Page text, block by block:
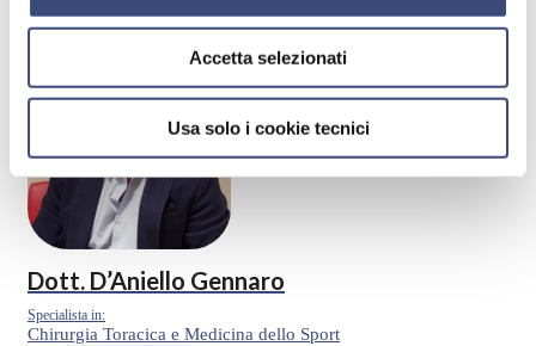
Accetta selezionati
Usa solo i cookie tecnici
Otorinolaringoiatria
Dott. D’Aniello Gennaro
Specialista in:
Chirurgia Toracica e Medicina dello Sport